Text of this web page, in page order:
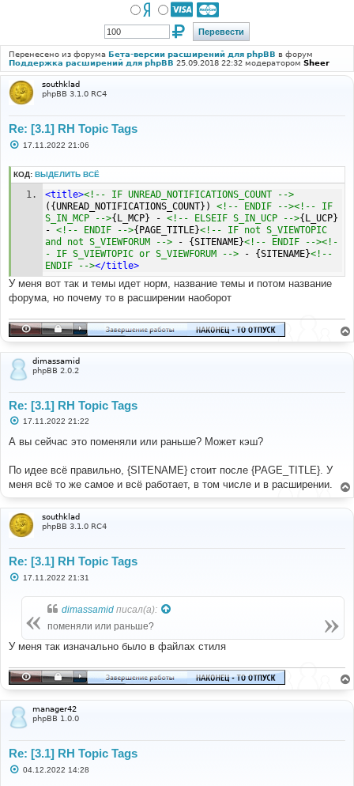
Перенесено из форума Бета-версии расширений для phpBB в форум
Поддержка расширений для phpBB 25.09.2018 22:32 модератором Sheer
southklad
phpBB 3.1.0 RC4
Re: [3.1] RH Topic Tags
С
б
щ
17.11.2022 21:06
КОД: ВЫДЕЛИТЬ ВСЁ
<title><!-- IF UNREAD_NOTIFICATIONS_COUNT -->
({UNREAD_NOTIFICATIONS_COUNT}) <!-- ENDIF --><!-- IF
S_IN_MCP -->{L_MCP} - <!-- ELSEIF S_IN_UCP -->{L_UCP}
- <!-- ENDIF -->{PAGE_TITLE}<!-- IF not S_VIEWTOPIC
and not S_VIEWFORUM --> - {SITENAME}<!-- ENDIF --><!-
- IF S_VIEWTOPIC or S_VIEWFORUM --> - {SITENAME}<!--
ENDIF --></title>
У меня вот так и темы идет норм, название темы и потом название
форума, но почему то в расширении наоборот
dimassamid
phpBB 2.0.2
Re: [3.1] RH Topic Tags
С
о
б
е
н
и
17.11.2022 21:22
А вы сейчас это поменяли или раньше? Может кэш?
По идее всё правильно, {SITENAME} стоит после {PAGE_TITLE}. У
меня всё то же самое и всё работает, в том числе и в расширении.
southklad
phpBB 3.1.0 RC4
Re: [3.1] RH Topic Tags
С
е
17.11.2022 21:31
dimassamid писал(а):
поменяли или раньше?
У меня так изначально было в файлах стиля
manager42
phpBB 1.0.0
Re: [3.1] RH Topic Tags
С04.12.2022 14:28